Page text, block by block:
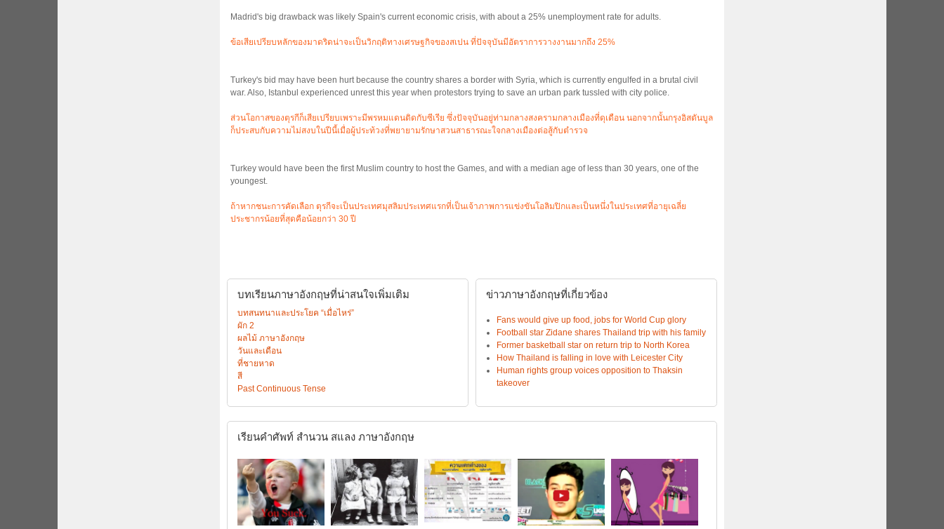
Madrid's big drawback was likely Spain's current economic crisis, with about a 25% unemployment rate for adults.
ข้อเสียเปรียบหลักของมาดริดน่าจะเป็นวิกฤติทางเศรษฐกิจของสเปน ที่ปัจจุบันมีอัตราการวางงานมากถึง 25%
Turkey's bid may have been hurt because the country shares a border with Syria, which is currently engulfed in a brutal civil
war. Also, Istanbul experienced unrest this year when protestors trying to save an urban park tussled with city police.
ส่วนโอกาสของตุรกีก็เสียเปรียบเพราะมีพรหมแดนติดกับซีเรีย ซึ่งปัจจุบันอยู่ท่ามกลางสงครามกลางเมืองที่ดุเดือน นอกจากนั้นกรุงอิสตันบูล
ก็ประสบกับความไม่สงบในปีนี้เมื่อผู้ประท้วงที่พยายามรักษาสวนสาธารณะใจกลางเมืองต่อสู้กับตำรวจ
Turkey would have been the first Muslim country to host the Games, and with a median age of less than 30 years, one of the
youngest.
ถ้าหากชนะการคัดเลือก ตุรกีจะเป็นประเทศมุสลิมประเทศแรกที่เป็นเจ้าภาพการแข่งขันโอลิมปิกและเป็นหนึ่งในประเทศที่อายุเฉลี่ย
ประชากรน้อยที่สุดคือน้อยกว่า 30 ปี
บทเรียนภาษาอังกฤษที่น่าสนใจเพิ่มเติม
บทสนทนาและประโยค “เมื่อไหร่”
ผัก 2
ผลไม้ ภาษาอังกฤษ
วันและเดือน
ที่ชายหาด
สี
Past Continuous Tense
ข่าวภาษาอังกฤษที่เกี่ยวข้อง
Fans would give up food, jobs for World Cup glory
Football star Zidane shares Thailand trip with his family
Former basketball star on return trip to North Korea
How Thailand is falling in love with Leicester City
Human rights group voices opposition to Thaksin
takeover
เรียนคำศัพท์ สำนวน สแลง ภาษาอังกฤษ